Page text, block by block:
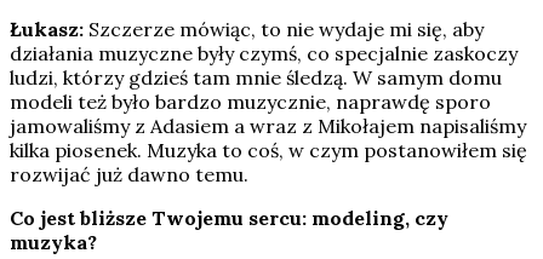
Łukasz: Szczerze mówiąc, to nie wydaje mi się, aby
działania muzyczne były czymś, co specjalnie zaskoczy
ludzi, którzy gdzieś tam mnie śledzą. W samym domu
modeli też było bardzo muzycznie, naprawdę sporo
jamowaliśmy z Adasiem a wraz z Mikołajem napisaliśmy
kilka piosenek. Muzyka to coś, w czym postanowiłem się
rozwijać już dawno temu.
Co jest bliższe Twojemu sercu: modeling, czy
muzyka?